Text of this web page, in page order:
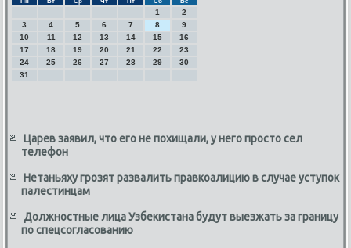
1
2
3
4 5 6 7 8
9
10
11 12 13 14 15
16
17
18 19 20 21 22
23
24
25 26 27 28 29
30
31
Царев заявил, что его не похищали, у него просто сел
телефон
Нетаньяху грозят развалить правкоалицию в случае уступок
палестинцам
Должностные лица Узбекистана будут выезжать за границу
по спецсогласованию